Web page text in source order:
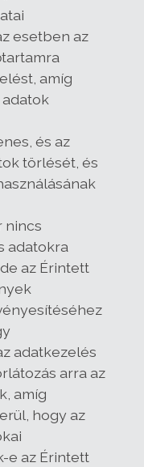
esetben az
amíg
és az
törlését, és
nincs
adatokra
az Érintett
adatkezelés
arra az
amíg
hogy az
e az Érintett